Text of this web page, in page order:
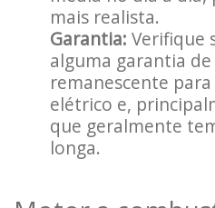
mais realista.
Garantia: Verifique
alguma garantia
remanescente
elétrico e,
que geralmente
longa.